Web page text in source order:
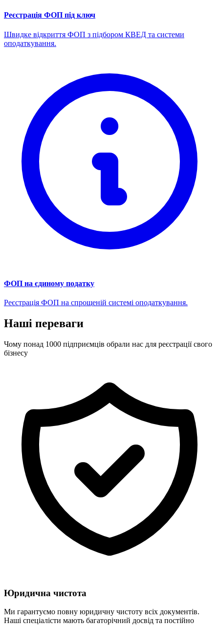
Реєстрація ФОП під ключ
Швидке відкриття ФОП з підбором КВЕД та системи
оподаткування.
ФОП на єдиному податку
Реєстрація ФОП на спрощеній системі оподаткування.
Наші переваги
Чому понад 1000 підприємців обрали нас для реєстрації свого
бізнесу
Юридична чистота
Ми гарантуємо повну юридичну чистоту всіх документів.
Наші спеціалісти мають багаторічний досвід та постійно